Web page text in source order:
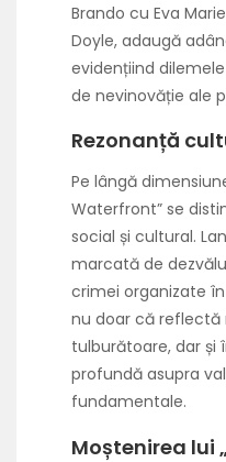
Brando cu Eva
Doyle, adaugă
evidențiind
de nevinovăție ale
Rezonanță
Pe lângă
Waterfront” se
social și cultural.
marcată de
crimei organizate
nu doar că reflectă
tulburătoare, dar și
profundă asupra
fundamentale.
Moștenirea lui